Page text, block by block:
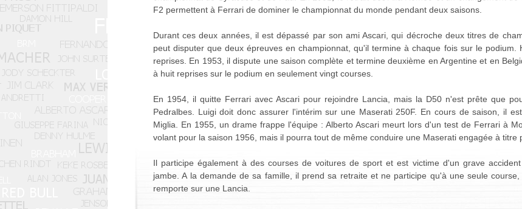
F2 permettent à Ferrari de dominer le championnat du monde pendant deux saisons.
Durant ces deux années, il est dépassé par son ami Ascari, qui décroche deux titres de
peut disputer que deux épreuves en championnat, qu'il termine à chaque fois sur le podium.
reprises. En 1953, il dispute une saison complète et termine deuxième en Argentine et en
à huit reprises sur le podium en seulement vingt courses.
En 1954, il quitte Ferrari avec Ascari pour rejoindre Lancia, mais la D50 n'est prête que
Pedralbes. Luigi doit donc assurer l'intérim sur une Maserati 250F. En cours de saison, il
Miglia. En 1955, un drame frappe l'équipe : Alberto Ascari meurt lors d'un test de Ferrari à
volant pour la saison 1956, mais il pourra tout de même conduire une Maserati engagée à titre
Il participe également à des courses de voitures de sport et est victime d'un grave
jambe. A la demande de sa famille, il prend sa retraite et ne participe qu'à une seule
remporte sur une Lancia.